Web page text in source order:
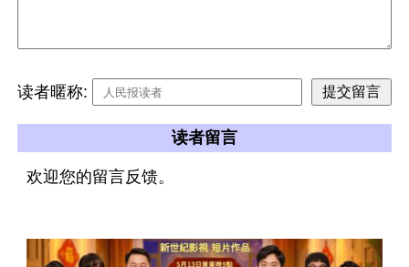
读者暱称:
读者留言
欢迎您的留言反馈。